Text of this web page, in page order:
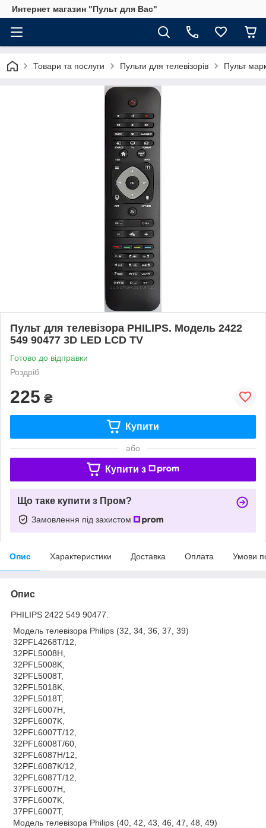
Интернет магазин "Пульт для Вас"
Товари та послуги Пульти для телевізорів Пульт
Пульт для телевізора PHILIPS. Модель 2422
549 90477 3D LED LCD TV
Готово до відправки
Роздріб
225 ₴
Купити
або
Купити з
Що таке купити з Пром?
Замовлення під захистом
Опис Характеристики Доставка Оплата Умови
Опис
PHILIPS 2422 549 90477.
Модель телевізора Philips (32, 34, 36, 37, 39)
32PFL4268T/12,
32PFL5008H,
32PFL5008K,
32PFL5008T,
32PFL5018K,
32PFL5018T,
32PFL6007H,
32PFL6007K,
32PFL6007T/12,
32PFL6008T/60,
32PFL6087H/12,
32PFL6087K/12,
32PFL6087T/12,
37PFL6007H,
37PFL6007K,
37PFL6007T,
Модель телевізора Philips (40, 42, 43, 46, 47, 48, 49)